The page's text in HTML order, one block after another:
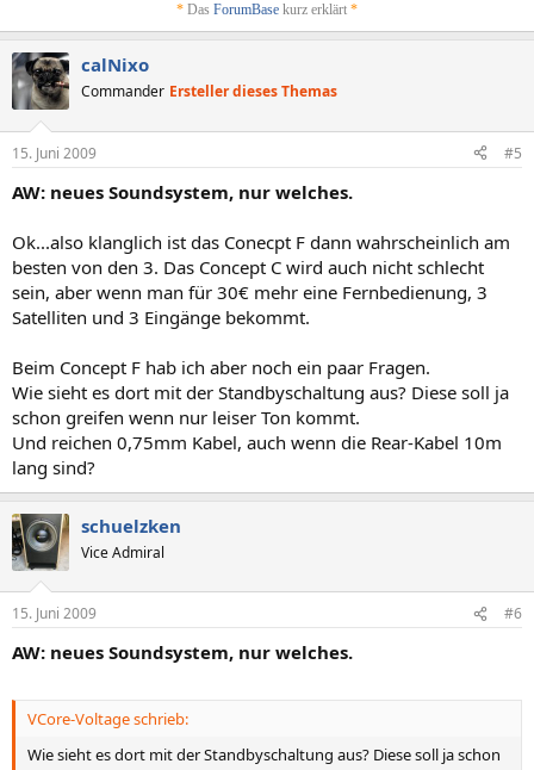
* Das ForumBase kurz erklärt *
calNixo
Commander Ersteller dieses Themas
15. Juni 2009 #5
AW: neues Soundsystem, nur welches.
Ok...also klanglich ist das Conecpt F dann wahrscheinlich am
besten von den 3. Das Concept C wird auch nicht schlecht
sein, aber wenn man für 30€ mehr eine Fernbedienung, 3
Satelliten und 3 Eingänge bekommt.
Beim Concept F hab ich aber noch ein paar Fragen.
Wie sieht es dort mit der Standbyschaltung aus? Diese soll ja
schon greifen wenn nur leiser Ton kommt.
Und reichen 0,75mm Kabel, auch wenn die Rear-Kabel 10m
lang sind?
schuelzken
Vice Admiral
15. Juni 2009 #6
AW: neues Soundsystem, nur welches.
VCore-Voltage schrieb:
Wie sieht es dort mit der Standbyschaltung aus? Diese soll ja schon